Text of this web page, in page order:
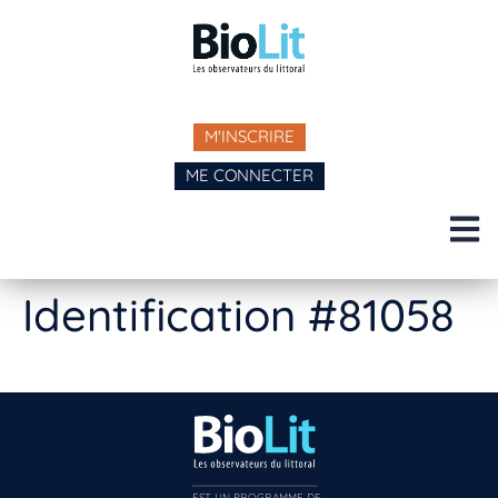
M'INSCRIRE
ME CONNECTER
Identification #81058